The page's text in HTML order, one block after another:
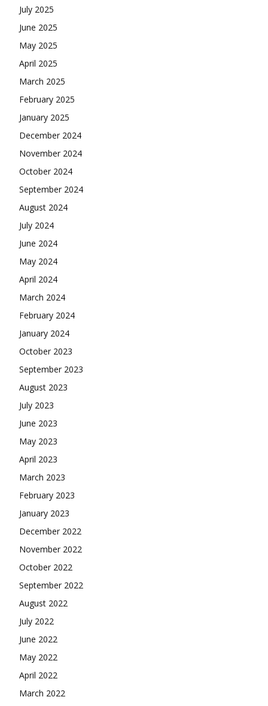
July 2025
June 2025
May 2025
April 2025
March 2025
February 2025
January 2025
December 2024
November 2024
October 2024
September 2024
August 2024
July 2024
June 2024
May 2024
April 2024
March 2024
February 2024
January 2024
October 2023
September 2023
August 2023
July 2023
June 2023
May 2023
April 2023
March 2023
February 2023
January 2023
December 2022
November 2022
October 2022
September 2022
August 2022
July 2022
June 2022
May 2022
April 2022
March 2022